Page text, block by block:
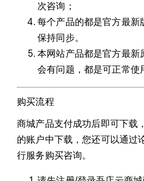
次咨询；
每个产品的都是官方最新
保持同步。
本网站产品都是官方最新
会有问题，都是可正常使
购买流程
商城产品支付成功后即可下载
的账户中下载，您还可以通过
行服务购买咨询。